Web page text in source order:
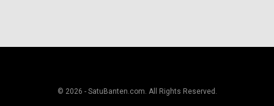
© 2026 - SatuBanten.com. All Rights Reserved.